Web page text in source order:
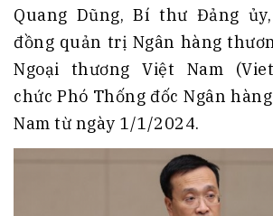
Quang Dũng, Bí thư Đảng
đồng quản trị Ngân hàng
Ngoại thương Việt Nam
chức Phó Thống đốc Ngân
Nam từ ngày 1/1/2024.